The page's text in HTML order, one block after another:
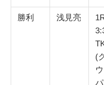
勝利 浅見亮
(